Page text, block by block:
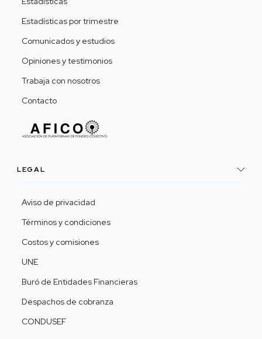
Estadísticas por trimestre
Comunicados y estudios
Opiniones y testimonios
Trabaja con nosotros
Contacto
LEGAL
Aviso de privacidad
Términos y condiciones
Costos y comisiones
UNE
Buró de Entidades Financieras
Despachos de cobranza
CONDUSEF